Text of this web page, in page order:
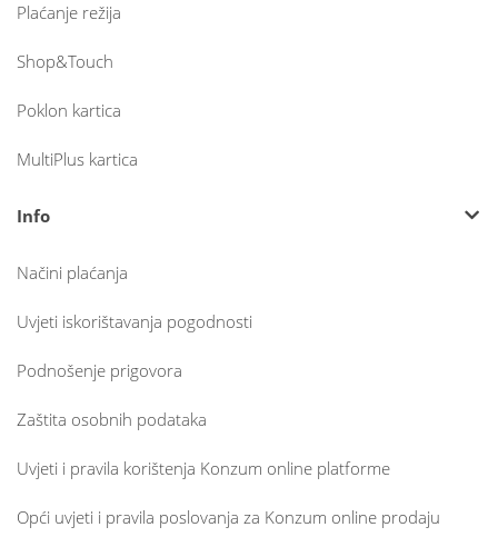
Plaćanje režija
Shop&Touch
Poklon kartica
MultiPlus kartica
Info
Načini plaćanja
Uvjeti iskorištavanja pogodnosti
Podnošenje prigovora
Zaštita osobnih podataka
Uvjeti i pravila korištenja Konzum online platforme
Opći uvjeti i pravila poslovanja za Konzum online prodaju